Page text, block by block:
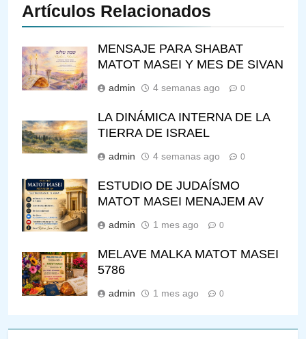
Artículos Relacionados
MENSAJE PARA SHABAT
MATOT MASEI Y MES DE SIVAN
admin 4 semanas ago 0
LA DINÁMICA INTERNA DE LA
TIERRA DE ISRAEL
admin 4 semanas ago 0
ESTUDIO DE JUDAÍSMO
MATOT MASEI MENAJEM AV
admin 1 mes ago 0
MELAVE MALKA MATOT MASEI
5786
admin 1 mes ago 0